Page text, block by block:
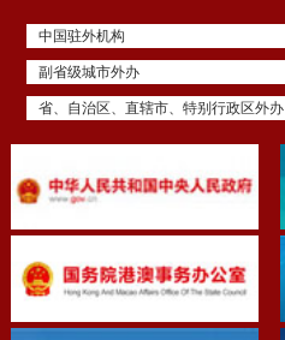
中国驻外机构
副省级城市外办
省、自治区、直辖市、特别行政区外办